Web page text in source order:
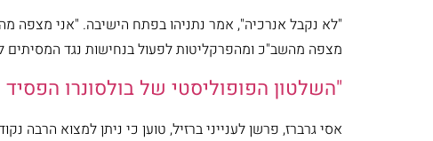
"לא נקבל אנרכיה", אמר נתניהו בפתח הישיבה. "אני מצפה
מצפה מהשב"כ ומהפרקליטות לפעול בנחישות נגד המסיתים
"השלטון הפופוליסטי של בולסונרו
אסי גרברז, פרשן לענייני ברזיל, טוען כי ניתן למצוא הרבה